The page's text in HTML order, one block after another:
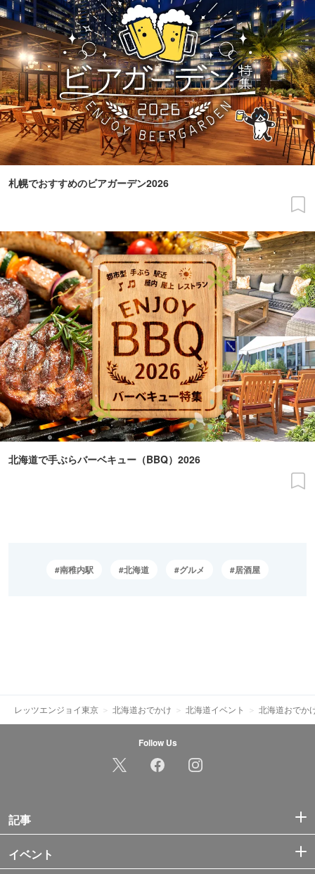
札幌でおすすめのビアガーデン2026
北海道で手ぶらバーベキュー（BBQ）2026
南稚内駅 北海道 グルメ 居酒屋
レッツエンジョイ東京 北海道おでかけ 北海道イベント 北海道おでか
Follow Us
記事
イベント